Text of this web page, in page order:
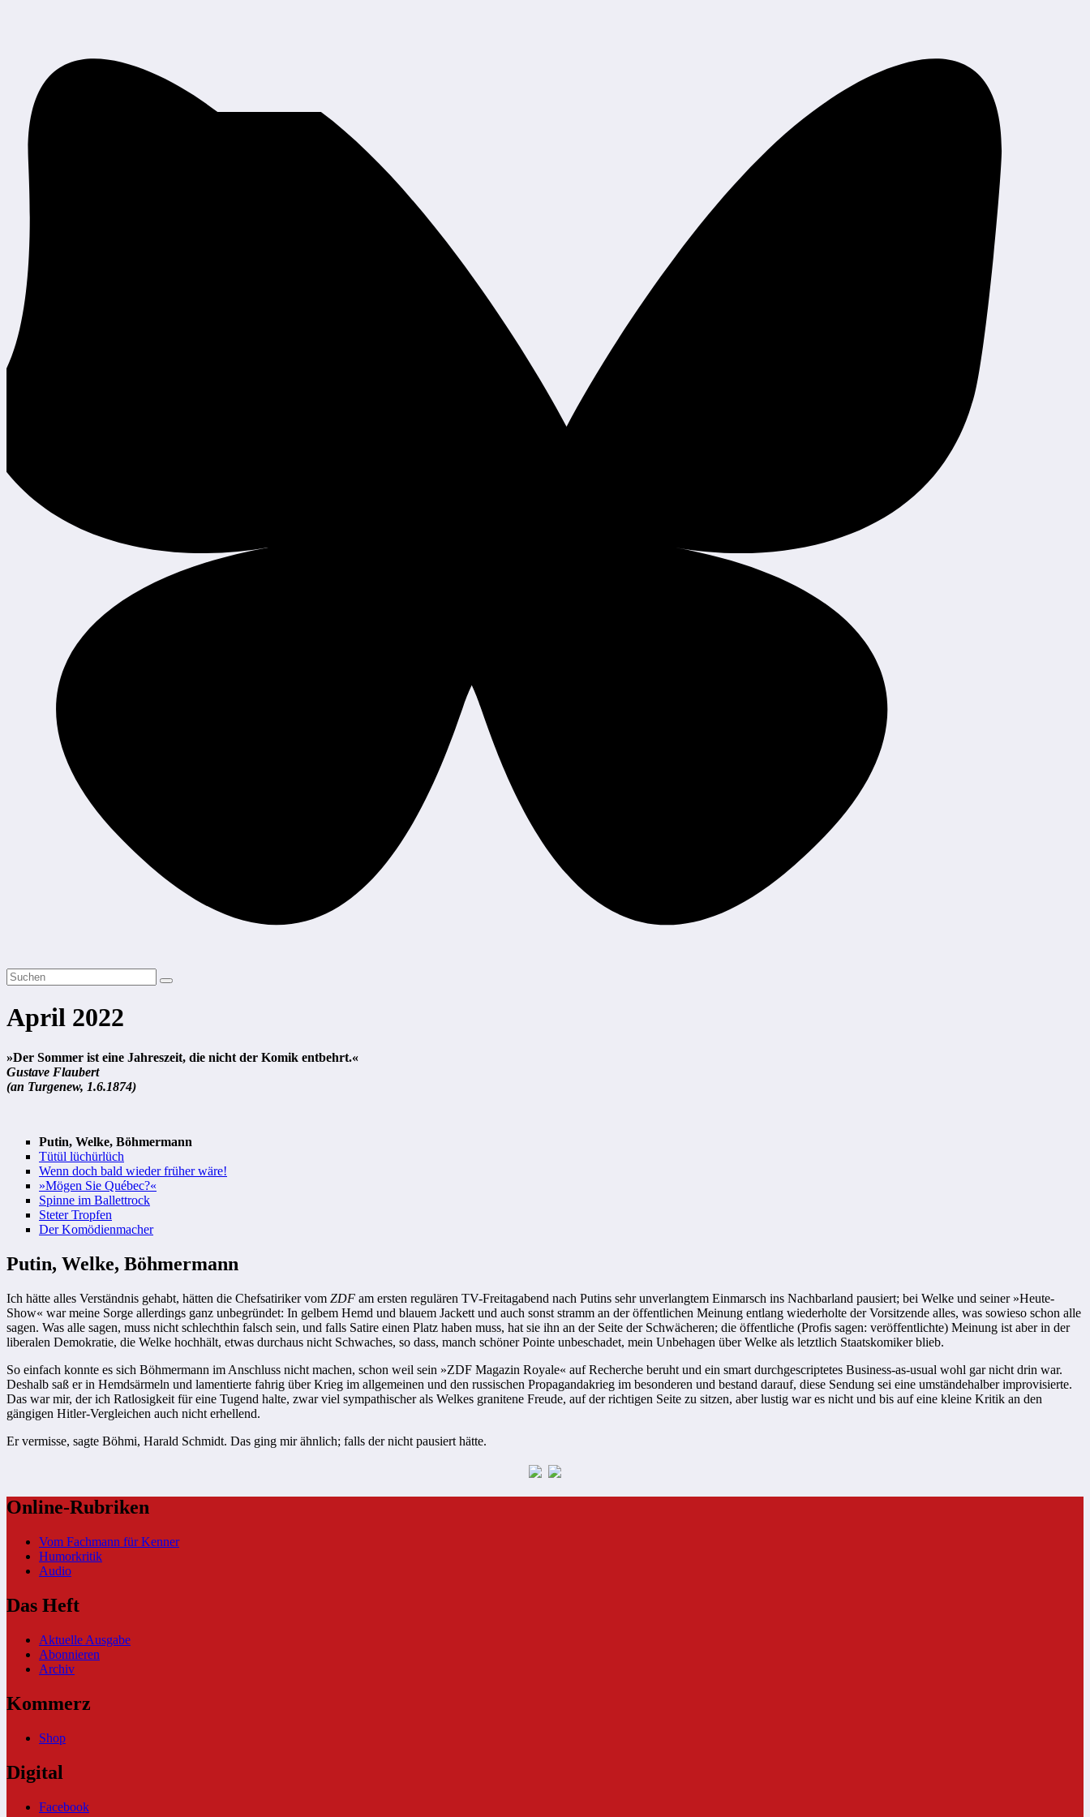
April 2022
»Der Sommer ist eine Jahreszeit, die nicht der Komik entbehrt.«
Gustave Flaubert
(an Turgenew, 1.6.1874)
Putin, Welke, Böhmermann
Tütül lüchürlüch
Wenn doch bald wieder früher wäre!
»Mögen Sie Québec?«
Spinne im Ballettrock
Steter Tropfen
Der Komödienmacher
Putin, Welke, Böhmermann
Ich hätte alles Verständnis gehabt, hätten die Chefsatiriker vom ZDF am ersten regulären TV-Freitagabend nach Putins sehr unverlangtem Einmarsch ins Nachbarland pausiert; bei Welke und seiner »Heute-
Show« war meine Sorge allerdings ganz unbegründet: In gelbem Hemd und blauem Jackett und auch sonst stramm an der öffentlichen Meinung entlang wiederholte der Vorsitzende alles, was sowieso schon alle
sagen. Was alle sagen, muss nicht schlechthin falsch sein, und falls Satire einen Platz haben muss, hat sie ihn an der Seite der Schwächeren; die öffentliche (Profis sagen: veröffentlichte) Meinung ist aber in der
liberalen Demokratie, die Welke hochhält, etwas durchaus nicht Schwaches, so dass, manch schöner Pointe unbeschadet, mein Unbehagen über Welke als letztlich Staatskomiker blieb.
So einfach konnte es sich Böhmermann im Anschluss nicht machen, schon weil sein »ZDF Magazin Royale« auf Recherche beruht und ein smart durchgescriptetes Business-as-usual wohl gar nicht drin war.
Deshalb saß er in Hemdsärmeln und lamentierte fahrig über Krieg im allgemeinen und den russischen Propagandakrieg im besonderen und bestand darauf, diese Sendung sei eine umständehalber improvisierte.
Das war mir, der ich Ratlosigkeit für eine Tugend halte, zwar viel sympathischer als Welkes granitene Freude, auf der richtigen Seite zu sitzen, aber lustig war es nicht und bis auf eine kleine Kritik an den
gängigen Hitler-Vergleichen auch nicht erhellend.
Er vermisse, sagte Böhmi, Harald Schmidt. Das ging mir ähnlich; falls der nicht pausiert hätte.
Online-Rubriken
Vom Fachmann für Kenner
Humorkritik
Audio
Das Heft
Aktuelle Ausgabe
Abonnieren
Archiv
Kommerz
Shop
Digital
Facebook